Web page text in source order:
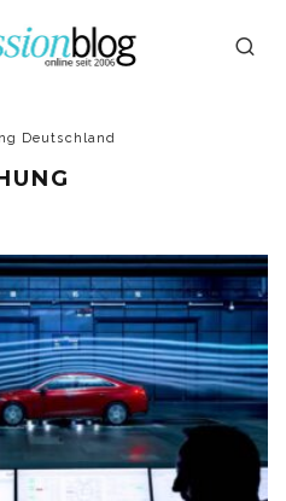
Deutschland